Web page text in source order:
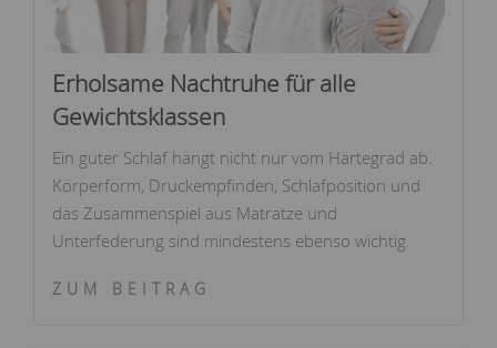
Erholsame Nachtruhe für alle
Gewichtsklassen
Ein guter Schlaf hängt nicht nur vom Härtegrad ab.
Körperform, Druckempfinden, Schlafposition und
das Zusammenspiel aus Matratze und
Unterfederung sind mindestens ebenso wichtig.
ZUM BEITRAG